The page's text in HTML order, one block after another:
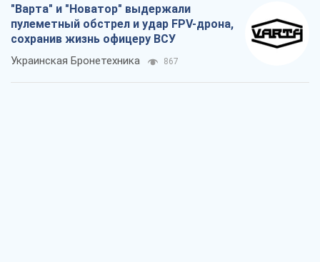
"Варта" и "Новатор" выдержали
пулеметный обстрел и удар FPV-дрона,
сохранив жизнь офицеру ВСУ
Украинская Бронетехника 867